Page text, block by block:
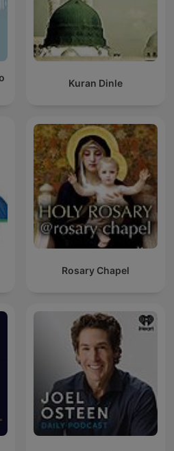
Kuran Dinle
Rosary Chapel